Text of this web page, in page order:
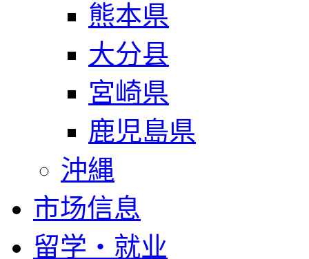
熊本県
大分县
宮崎県
鹿児島県
沖縄
市场信息
留学・就业